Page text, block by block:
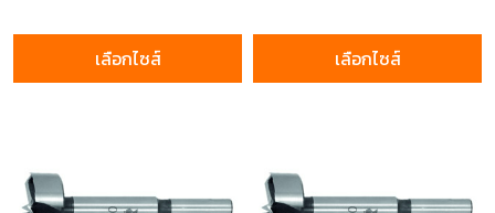
เลือกไซส์ เลือกไซส์